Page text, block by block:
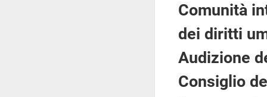
Comunità
dei diritti
Audizione
Consiglio